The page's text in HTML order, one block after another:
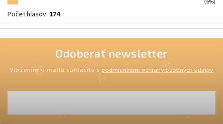
Počet hlasov: 174
Odoberať newsletter
Vložením e-mailu súhlasíte s podmienkami ochrany osobných údajov